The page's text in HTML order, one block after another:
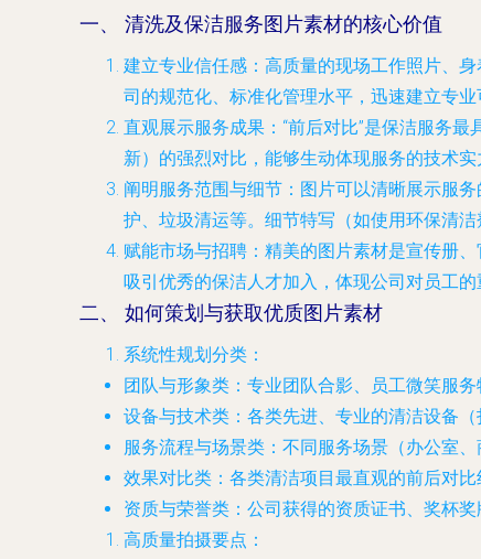
一、 清洗及保洁服务图片素材的核心价值
建立专业信任感 ：高质量的现场工作照片、
司的规范化、标准化管理水平，迅速建立专业
直观展示服务成果 ：“前后对比”是保洁服务
新）的强烈对比，能够生动体现服务的技术
阐明服务范围与细节 ：图片可以清晰展示服
护、垃圾清运等。细节特写（如使用环保清
赋能市场与招聘 ：精美的图片素材是宣传册
吸引优秀的保洁人才加入，体现公司对员工的
二、 如何策划与获取优质图片素材
系统性规划分类 ：
团队与形象类 ：专业团队合影、员工微笑服
设备与技术类 ：各类先进、专业的清洁设备
服务流程与场景类 ：不同服务场景（办公室
效果对比类 ：各类清洁项目最直观的前后对比
资质与荣誉类 ：公司获得的资质证书、奖杯
高质量拍摄要点 ：